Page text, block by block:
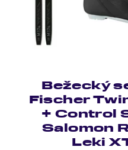
Bežecký
Fischer
+ Control
Salomon
Leki